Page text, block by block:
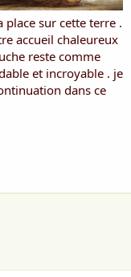
sur cette terre .
accueil chaleureux
reste comme
et incroyable . je
dans ce